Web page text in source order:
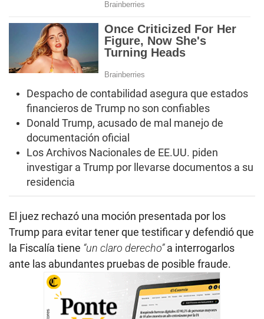
Despacho de contabilidad asegura que estados
financieros de Trump no son confiables
Donald Trump, acusado de mal manejo de
documentación oficial
Los Archivos Nacionales de EE.UU. piden
investigar a Trump por llevarse documentos a su
residencia
El juez rechazó una moción presentada por los
Trump para evitar tener que testificar y defendió que
la Fiscalía tiene “un claro derecho”a interrogarlos
ante las abundantes pruebas de posible fraude.